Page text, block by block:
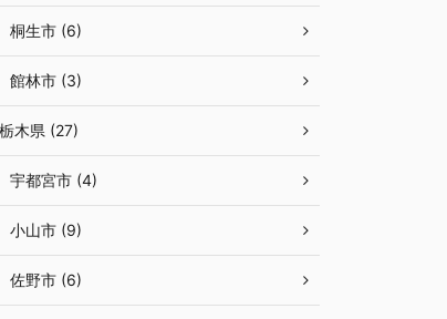
桐生市 (6)
館林市 (3)
栃木県 (27)
宇都宮市 (4)
小山市 (9)
佐野市 (6)